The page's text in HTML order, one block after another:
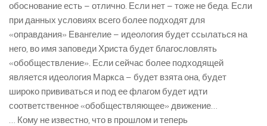
обоснование есть – отлично. Если нет – тоже не беда. Если
при данных условиях всего более подходят для
«оправдания» Евангелие – идеология будет ссылаться на
него, во имя заповеди Христа будет благословлять
«обобществление». Если сейчас более подходящей
является идеология Маркса – будет взята она, будет
широко прививаться и под ее флагом будет идти
соответственное «обобществляющее» движение…
… Кому не известно, что в прошлом и теперь